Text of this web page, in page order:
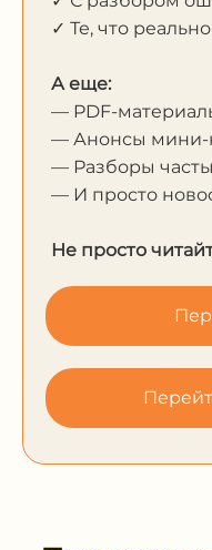
✓ Те, что
А еще:
— PDF-
— Анонсы мини-
— Разборы
— И просто
Не просто